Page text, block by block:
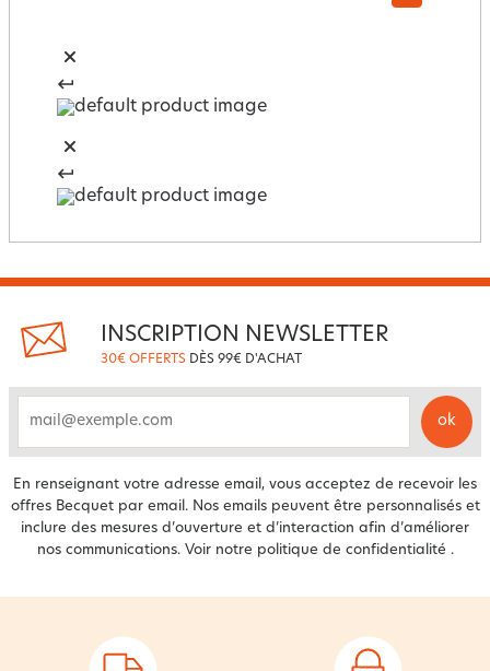
INSCRIPTION NEWSLETTER
30€ OFFERTS DÈS 99€ D'ACHAT
ok
En renseignant votre adresse email, vous acceptez de recevoir les
offres Becquet par email. Nos emails peuvent être personnalisés et
inclure des mesures d’ouverture et d’interaction afin d’améliorer
nos communications. Voir notre politique de confidentialité .